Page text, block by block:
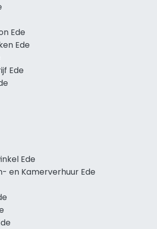
Ede
Ede
Ede
Ede
en Kamerverhuur Ede